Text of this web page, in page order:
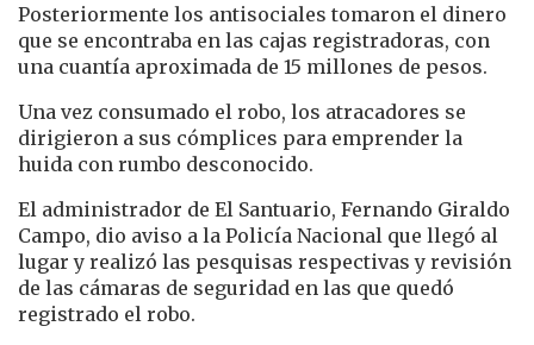
Posteriormente los antisociales tomaron el dinero
que se encontraba en las cajas registradoras, con
una cuantía aproximada de 15 millones de pesos.
Una vez consumado el robo, los atracadores se
dirigieron a sus cómplices para emprender la
huida con rumbo desconocido.
El administrador de El Santuario, Fernando Giraldo
Campo, dio aviso a la Policía Nacional que llegó al
lugar y realizó las pesquisas respectivas y revisión
de las cámaras de seguridad en las que quedó
registrado el robo.